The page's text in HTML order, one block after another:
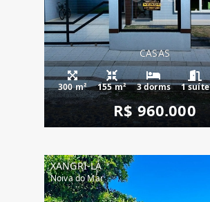
CASAS
300 m² 155 m² 3 dorms 1 suíte
R$ 960.000
XANGRI-LÁ
Noiva do Mar